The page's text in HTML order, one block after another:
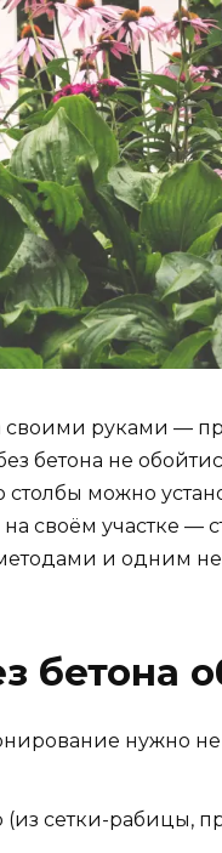
своими руками —
бетона не
столбы можно
своём участке —
и одним
бетона
нужно не
(из сетки-рабицы,